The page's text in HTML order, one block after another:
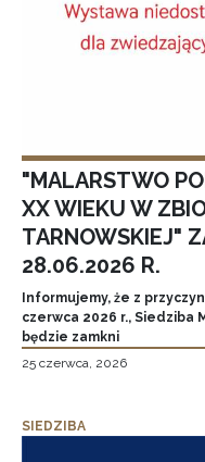
"MALARSTWO
XX WIEKU W
TARNOWSKIEJ"
28.06.2026 R.
Informujemy, że z
czerwca 2026 r., Siedziba
będzie zamkni
25 czerwca, 2026
SIEDZIBA